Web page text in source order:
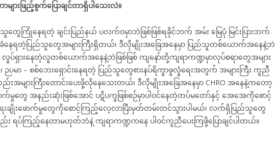
ျားဖြည့်စွက်ပြောချင်တာရှိပါသေးလဲ။
ေကြုံနေရတဲ့ ချင်းပြည်နယ် ပလက်ဝမှာဘဲဖြစ်ဖြစ်ရခိုင်ဘက် အမ်း မြေပုံ မြင်းပြားဘက်
ခံနေရတဲ့ပြည်သူတွေအများကြီးရှိတယ်၊ ဒီလိုမျိုးအခြေအနေမှာ ပြည်သူတစ်ယောက်အနေနဲ့ဘဲ
လှုပ်ရှားနေတဲ့လူတစ်ယောက်အနေနဲ့ဘဲဖြစ်ဖြစ် ကျနော်တို့ကျရာကဏ္ဍမှာလုပ်စရာတွေအများ
ဉပမာ – စစ်ဘေးရှောင်းနေရတဲ့ ပြည်သူတွေစားနပ်ရိက္ခာဖူလှုံရေးအတွက် အများကြီး ကူညီ
များကြီးတောင်းပေးဖို့လိုနေသေးတယ်၊ ဒီလိုမျိုးအခြေအနေမှာ CHRO အနေနဲ့ကတော့
က်မှုတွေ အနည်းဆုံးဖြစ်အောင် ပဋိပက္ခဖြစ်စဉ်မှာပါဝင်နေတဲ့တပ်မတော်နှင့် အေအေကိုစောင့်
းချိုးဖောက်မှုတွေကိုစောင့်ကြည့်လေ့လာပြီးမှတ်တမ်းတင်သွားပါမယ်၊ လက်ရှိပြည်သူတွေ
ရပ်ကြည့်နေတာမဟုတ်ဘဲနဲ့ ကျရာကဏ္ဍကနေ ပါဝင်ကူညီပေးကြဖို့ပြောချင်ပါတယ်။